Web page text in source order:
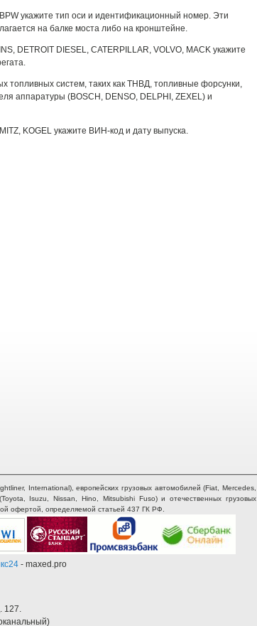
укажите тип оси и идентификационный номер. Эти
на балке моста либо на кронштейне.
DETROIT DIESEL, CATERPILLAR, VOLVO, MACK укажите
топливных систем, таких как ТНВД, топливные форсунки,
аппаратуры (BOSCH, DENSO, DELPHI, ZEXEL) и
KOGEL укажите ВИН-код и дату выпуска.
International), европейских грузовых автомобилей (Fiat, Mercedes,
Isuzu, Nissan, Hino, Mitsubishi Fuso) и отечественных грузовых
офертой, определяемой статьей 437 ГК РФ.
- maxed.pro
127.